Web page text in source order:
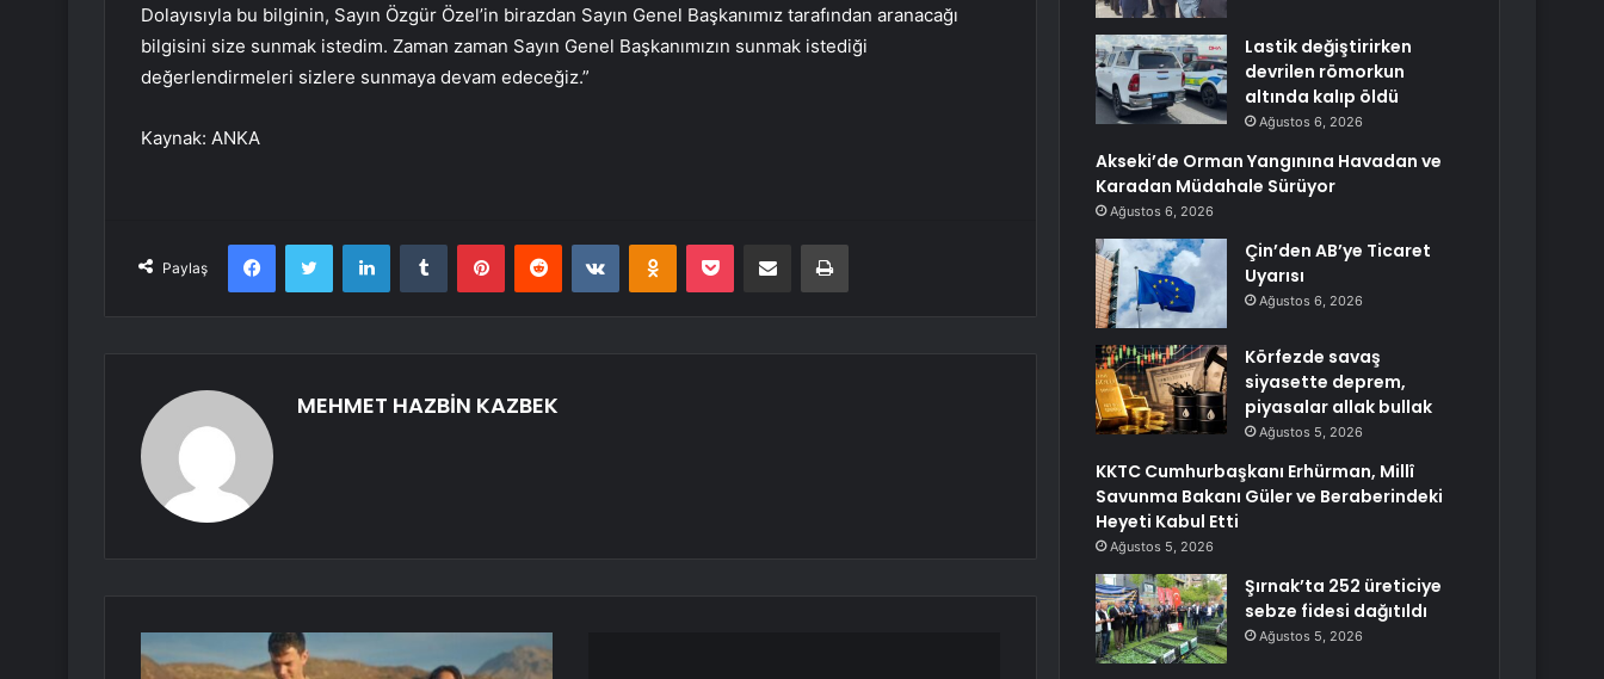
Dolayısıyla bu bilginin, Sayın Özgür Özel’in birazdan Sayın Genel Başkanımız tarafından aranacağı
bilgisini size sunmak istedim. Zaman zaman Sayın Genel Başkanımızın sunmak istediği
değerlendirmeleri sizlere sunmaya devam edeceğiz.”
Kaynak: ANKA
Paylaş
FacebookTwitter LinkedInTumblr PinterestReddit VKontakteOdnoklassniki
Pocket E-Posta ile paylaş Yazdır
MEHMET HAZBİN KAZBEK
Lastik değiştirirken
devrilen römorkun
altında kalıp öldü
Ağustos 6, 2026
Akseki’de Orman Yangınına Havadan ve
Karadan Müdahale Sürüyor
Ağustos 6, 2026
Çin’den AB’ye Ticaret
Uyarısı
Ağustos 6, 2026
Körfezde savaş
siyasette deprem,
piyasalar allak bullak
Ağustos 5, 2026
KKTC Cumhurbaşkanı Erhürman, Millî
Savunma Bakanı Güler ve Beraberindeki
Heyeti Kabul Etti
Ağustos 5, 2026
Şırnak’ta 252 üreticiye
sebze fidesi dağıtıldı
Ağustos 5, 2026